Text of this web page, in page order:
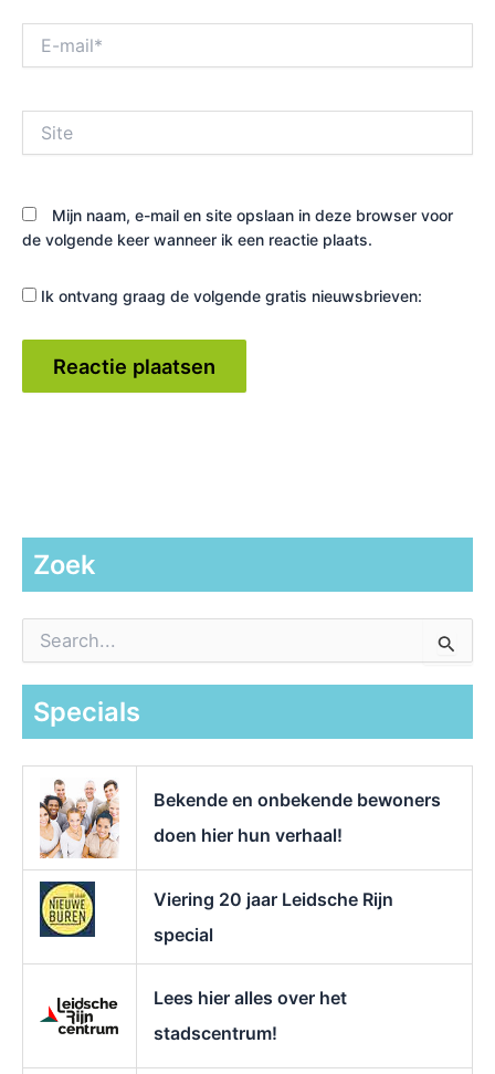
mail*
Mijn naam, e-mail en site opslaan in deze browser voor
de volgende keer wanneer ik een reactie plaats.
Ik ontvang graag de volgende gratis nieuwsbrieven:
Zoek
a
Specials
Bekende en onbekende bewoners
doen hier hun verhaal!
Viering 20 jaar Leidsche Rijn
special
Lees hier alles over het
stadscentrum!